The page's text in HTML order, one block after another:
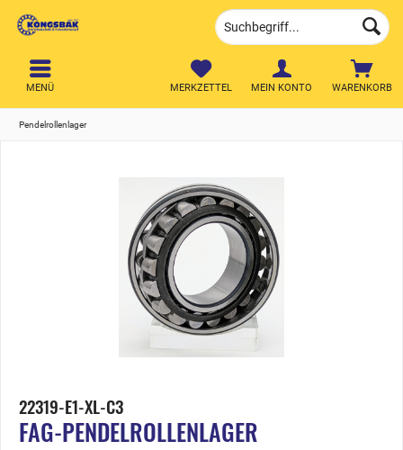
WARENKORB
MERKZETTEL MEIN KONTO
MENÜ
Pendelrollenlager
22319-E1-XL-C3
FAG-PENDELROLLENLAGER